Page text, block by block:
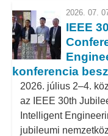
2026. 07.
IEEE
konferencia
2026. július 2–4.
az IEEE 30th
Intelligent
jubileumi